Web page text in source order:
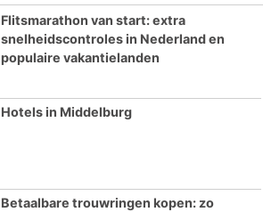
Flitsmarathon van start: extra
snelheidscontroles in Nederland en
populaire vakantielanden
Hotels in Middelburg
Betaalbare trouwringen kopen: zo